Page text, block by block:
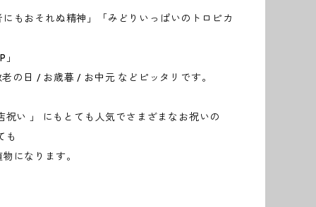
もおそれぬ精神」「みどりいっぱいのトロピカ
の日 / お歳暮 / お中元 などピッタリです。
祝い 」 にもとても人気でさまざまなお祝いの
も
になります。